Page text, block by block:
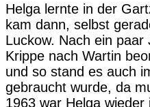
Helga lernte in der
kam dann, selbst
Luckow. Nach ein
Krippe nach Wartin
und so stand es auch
gebraucht wurde, da
1963 war Helga